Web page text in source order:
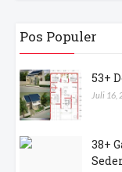
Pos Populer
53+
Juli 16,
38+